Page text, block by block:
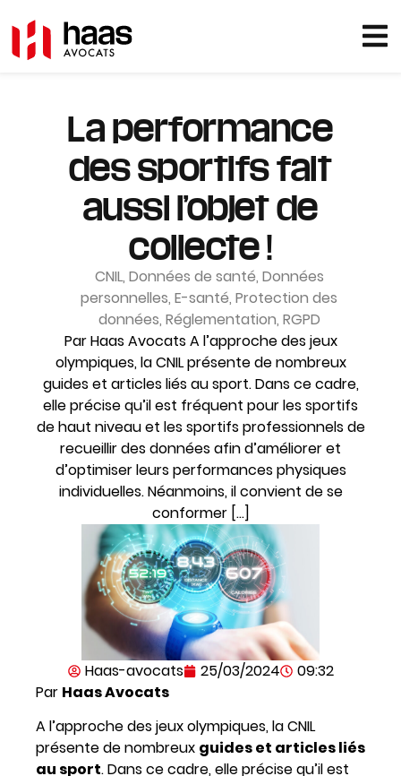
La performance
des sportifs fait
aussi l’objet de
collecte !
CNIL, Données de santé, Données
personnelles, E-santé, Protection des
données, Réglementation, RGPD
Par Haas Avocats A l’approche des jeux
olympiques, la CNIL présente de nombreux
guides et articles liés au sport. Dans ce cadre,
elle précise qu’il est fréquent pour les sportifs
de haut niveau et les sportifs professionnels de
recueillir des données afin d’améliorer et
d’optimiser leurs performances physiques
individuelles. Néanmoins, il convient de se
conformer […]
Haas-avocats 25/03/2024
09:32
Par Haas Avocats
A l’approche des jeux olympiques, la CNIL
présente de nombreux guides et articles liés
au sport. Dans ce cadre, elle précise qu’il est